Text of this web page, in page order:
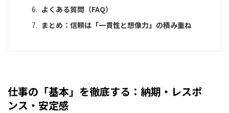
よくある質問（FAQ）
まとめ：信頼は「一貫性と想像力」の積み重ね
仕事の「基本」を徹底する：納期・レスポ
ンス・安定感